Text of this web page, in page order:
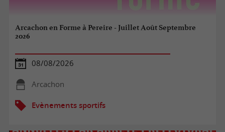
Arcachon en Forme à Pereire - Juillet Août Septembre
2026
08/08/2026
Arcachon
Evènements sportifs